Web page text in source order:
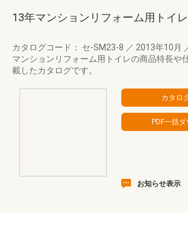
13年マンションリフォーム用トイ
カタログコード： セ-SM23-8 ／ 2013年10月
マンションリフォーム用トイレの商品特長や
載したカタログです。
お知らせ表示